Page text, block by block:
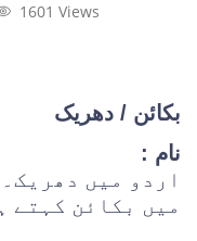
1601 Views
بکائن / دھریک
نام :
اردو میں
میں بکائن کہتے